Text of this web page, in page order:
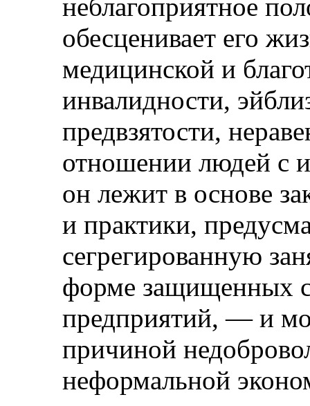
неблагоприятное
обесценивает его
медицинской и
инвалидности,
предвзятости,
отношении людей с
он лежит в основе
и практики,
сегрегированную
форме защищенных
предприятий, — и
причиной
неформальной